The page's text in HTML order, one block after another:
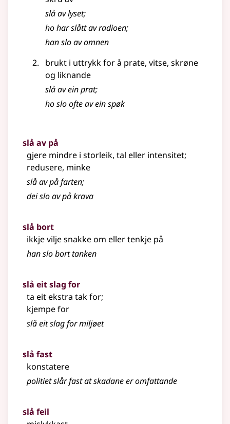
slå av lyset;
ho har slått av radioen;
han slo av omnen
brukt i uttrykk for å prate, vitse, skrøne
og liknande
slå av ein prat;
ho slo ofte av ein spøk
slå av på
gjere mindre i storleik, tal eller intensitet;
redusere, minke
slå av på farten;
dei slo av på krava
slå bort
ikkje vilje snakke om eller tenkje på
han slo bort tanken
slå eit slag for
ta eit ekstra tak for;
kjempe for
slå eit slag for miljøet
slå fast
konstatere
politiet slår fast at skadane er omfattande
slå feil